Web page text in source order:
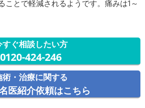
ことで軽減されるようです。痛みは1～
すぐ相談したい方
0120-424-246
術・治療に関する
医紹介依頼はこちら